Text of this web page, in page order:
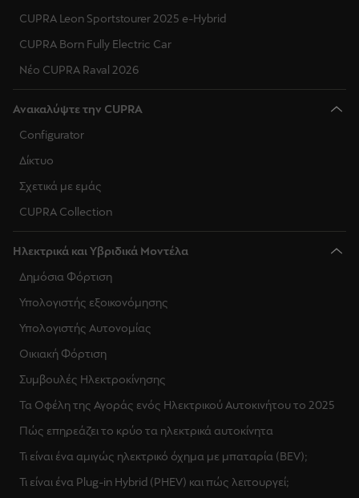
CUPRA Leon Sportstourer 2025 e-Hybrid
CUPRA Born Fully Electric Car
Νέο CUPRA Raval 2026
Ανακαλύψτε την CUPRA
Configurator
Δίκτυο
Σχετικά με εμάς
CUPRA Collection
Ηλεκτρικά και Υβριδικά Μοντέλα
Δημόσια Φόρτιση
Υπολογιστής εξοικονόμησης
Υπολογιστής Αυτονομίας
Οικιακή Φόρτιση
Συμβουλές Ηλεκτροκίνησης
Τα Οφέλη της Αγοράς ενός Ηλεκτρικού Αυτοκινήτου το 2025
Πώς επηρεάζει το κρύο τα ηλεκτρικά αυτοκίνητα
Τι είναι ένα αμιγώς ηλεκτρικό όχημα με μπαταρία (BEV);
Τι είναι ένα Plug-in Hybrid (PHEV) και πώς λειτουργεί;